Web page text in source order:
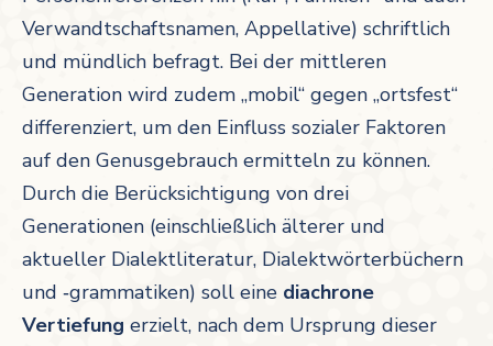
Verwandtschaftsnamen, Appellative) schriftlich
und mündlich befragt. Bei der mittleren
Generation wird zudem „mobil“ gegen „ortsfest“
differenziert, um den Einfluss sozialer Faktoren
auf den Genusgebrauch ermitteln zu können.
Durch die Berücksichtigung von drei
Generationen (einschließlich älterer und
aktueller Dialektliteratur, Dialektwörterbüchern
und ‑gram­matiken) soll eine diachrone
Vertiefung erzielt, nach dem Ursprung dieser